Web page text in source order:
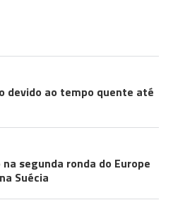
devido ao tempo quente até
segunda ronda do Europe
Suécia